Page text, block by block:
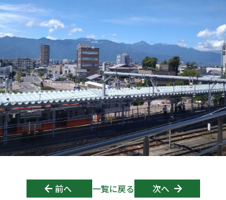
Post navigation
前へ 一覧に戻る 次へ